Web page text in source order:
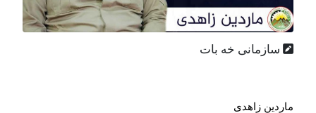
سازمانی خه بات
ماردین زاهدی